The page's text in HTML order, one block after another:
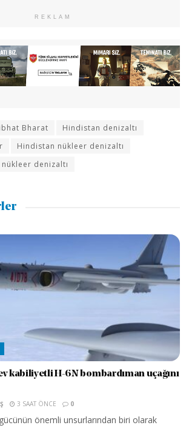
REKLAM
Bharat
Hindistan denizaltı
Hindistan nükleer denizaltı
nükleer denizaltı
kabiliyetli H-6N bombardıman uçağını
3 SAAT ÖNCE 0
önemli unsurlarından biri olarak